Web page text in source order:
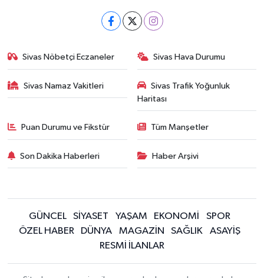
Sivas Nöbetçi Eczaneler Sivas Hava Durumu
Sivas Namaz Vakitleri
Sivas Trafik Yoğunluk
Haritası
Puan Durumu ve Fikstür Tüm Manşetler
Son Dakika Haberleri Haber Arşivi
GÜNCEL SİYASET YAŞAM EKONOMİ
SPOR
ÖZEL HABER
DÜNYA MAGAZİN SAĞLIK
ASAYİŞ
RESMİ İLANLAR